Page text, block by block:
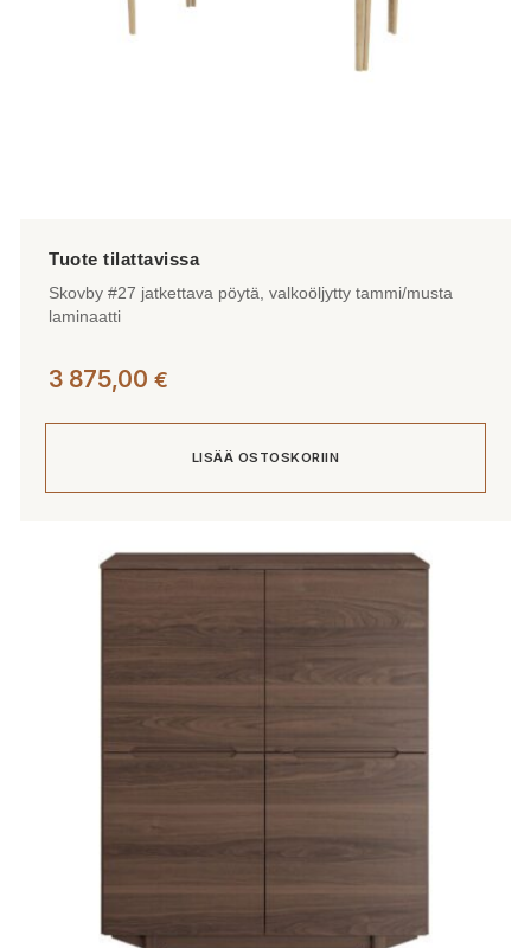
Skovby #27 jatkettava pöytä, valkoöljytty tammi/musta
laminaatti
3 875,00 €
LISÄÄ OSTOSKORIIN